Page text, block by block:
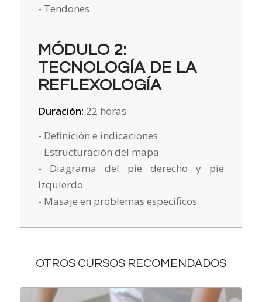
- Tendones
MÓDULO 2:
TECNOLOGÍA DE LA
REFLEXOLOGÍA
Duración: 22 horas
- Definición e indicaciones
- Estructuración del mapa
- Diagrama del pie derecho y pie
izquierdo
- Masaje en problemas específicos
OTROS CURSOS RECOMENDADOS